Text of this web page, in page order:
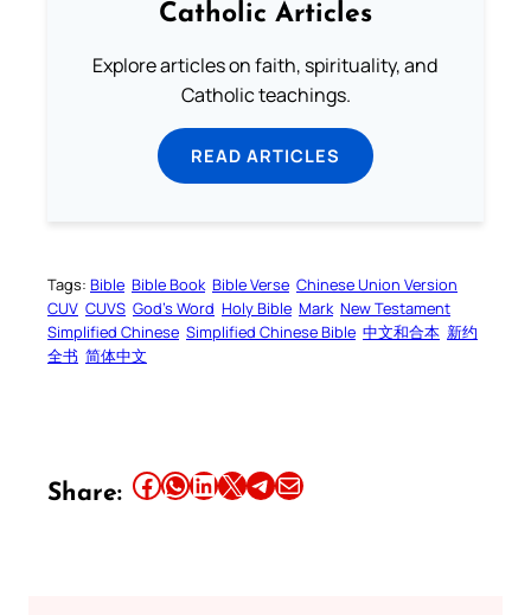
Catholic Articles
Explore articles on faith, spirituality, and
Catholic teachings.
READ ARTICLES
Tags: Bible Bible Book Bible Verse Chinese Union Version
CUV CUVS God’s Word Holy Bible Mark New Testament
Simplified Chinese Simplified Chinese Bible 中文和合本 新约
全书 简体中文
Share: Share this article on Facebook Share this article on WhatsApp Share this article on LinkedIn Share this article on X Share this article on TelegramEmail this Article